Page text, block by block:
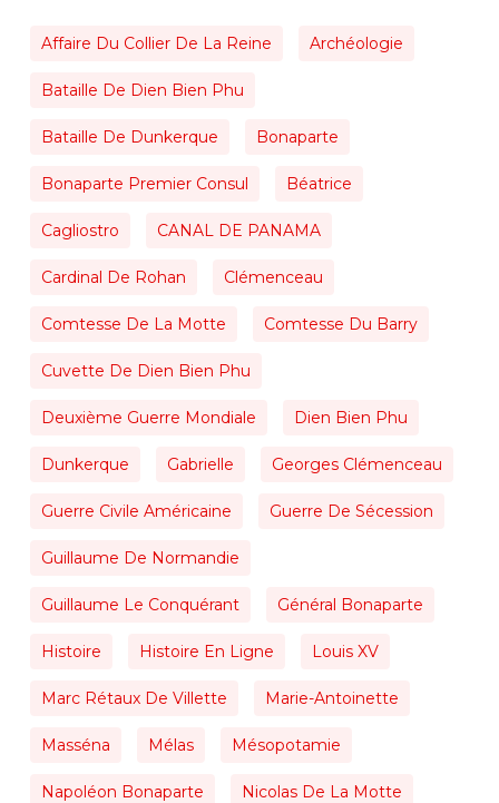
Affaire Du Collier De La Reine Archéologie
Bataille De Dien Bien Phu
Bataille De Dunkerque Bonaparte
Bonaparte Premier Consul Béatrice
Cagliostro CANAL DE PANAMA
Cardinal De Rohan Clémenceau
Comtesse De La Motte Comtesse Du Barry
Cuvette De Dien Bien Phu
Deuxième Guerre Mondiale Dien Bien Phu
Dunkerque Gabrielle Georges Clémenceau
Guerre Civile Américaine Guerre De Sécession
Guillaume De Normandie
Guillaume Le Conquérant Général Bonaparte
Histoire Histoire En Ligne Louis XV
Marc Rétaux De Villette Marie-Antoinette
Masséna Mélas Mésopotamie
Napoléon Bonaparte Nicolas De La Motte